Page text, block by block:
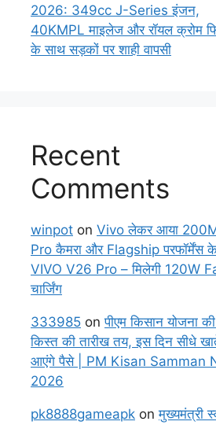
2026: 349cc J-Series इंजन,
40KMPL माइलेज और रॉयल क्रोम
के साथ सड़कों पर शाही वापसी
Recent
Comments
winpot on Vivo लेकर आया
Pro कैमरा और Flagship परफॉर्मेंस
VIVO V26 Pro – मिलेगी 120W
चार्जिंग
333985 onपीएम किसान योजना
किस्त की तारीख तय, इस दिन सीधे
आएंगे पैसे | PM Kisan Samman
2026
pk8888gameapk onमुख्यमंत्री